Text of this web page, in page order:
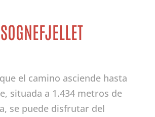
SOGNEFJELLET
el camino asciende hasta
situada a 1.434 metros de
se puede disfrutar del